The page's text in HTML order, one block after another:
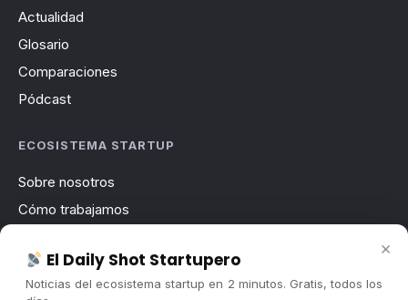
Actualidad
Glosario
Comparaciones
Pódcast
ECOSISTEMA STARTUP
Sobre nosotros
Cómo trabajamos
Contacto
Publicidad
×
El Daily Shot Startupero
Noticias del ecosistema startup en 2 minutos. Gratis, todos los